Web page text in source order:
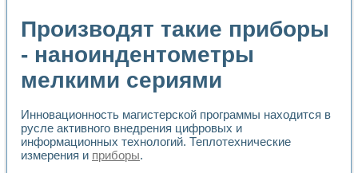
Применение NI VISION для геометрического анализа в
Система температурной стабилизации
Управление движением с помощью программно -
Определение параметров всплывающих газовых
Система управления асинхронным тиристорным
Применение средств NATIONAL INSTRUMENTS для
Разработка автоматизированного стенда для
Автоматизированный стенд рентгеновской диагностики
Высокочувствительные оптоэлектронные
Производят такие приборы
- наноиндентометры
мелкими сериями
Инновационность магистерской программы находится в
русле активного внедрения цифровых и
информационных технологий. Теплотехнические
измерения и приборы.